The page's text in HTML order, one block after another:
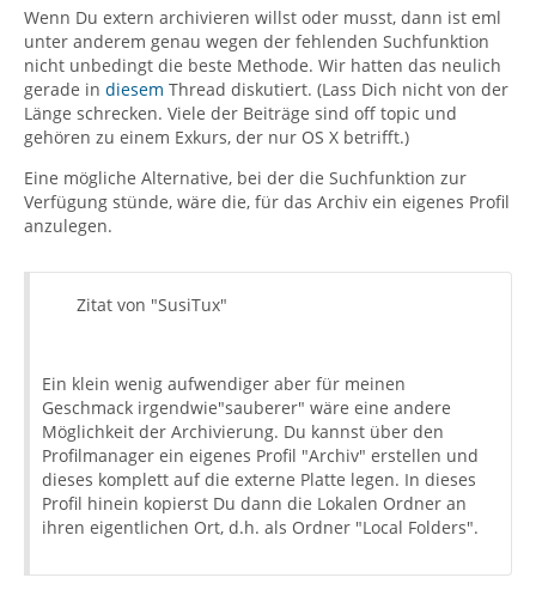
Wenn Du extern archivieren willst oder musst, dann ist eml
unter anderem genau wegen der fehlenden Suchfunktion
nicht unbedingt die beste Methode. Wir hatten das neulich
gerade in diesem Thread diskutiert. (Lass Dich nicht von der
Länge schrecken. Viele der Beiträge sind off topic und
gehören zu einem Exkurs, der nur OS X betrifft.)
Eine mögliche Alternative, bei der die Suchfunktion zur
Verfügung stünde, wäre die, für das Archiv ein eigenes Profil
anzulegen.
Zitat von "SusiTux"
Ein klein wenig aufwendiger aber für meinen
Geschmack irgendwie"sauberer" wäre eine andere
Möglichkeit der Archivierung. Du kannst über den
Profilmanager ein eigenes Profil "Archiv" erstellen und
dieses komplett auf die externe Platte legen. In dieses
Profil hinein kopierst Du dann die Lokalen Ordner an
ihren eigentlichen Ort, d.h. als Ordner "Local Folders".